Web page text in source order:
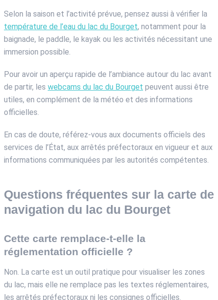
Selon la saison et l’activité prévue, pensez aussi à vérifier la
température de l’eau du lac du Bourget, notamment pour la
baignade, le paddle, le kayak ou les activités nécessitant une
immersion possible.
Pour avoir un aperçu rapide de l’ambiance autour du lac avant
de partir, les webcams du lac du Bourget peuvent aussi être
utiles, en complément de la météo et des informations
officielles.
En cas de doute, référez-vous aux documents officiels des
services de l’État, aux arrêtés préfectoraux en vigueur et aux
informations communiquées par les autorités compétentes.
Questions fréquentes sur la carte de
navigation du lac du Bourget
Cette carte remplace-t-elle la
réglementation officielle ?
Non. La carte est un outil pratique pour visualiser les zones
du lac, mais elle ne remplace pas les textes réglementaires,
les arrêtés préfectoraux ni les consignes officielles.